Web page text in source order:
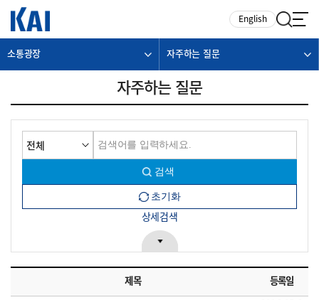
English
소통광장 자주하는 질문
자주하는 질문
상세검색
제목 등록일